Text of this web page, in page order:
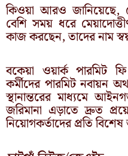
কিওয়া আরও জানিয়েছে,
বেশি সময় ধরে
কাজ করছেন, তাদের নাম
বকেয়া ওয়ার্ক পারমিট
কর্মীদের পারমিট নবায়ন
স্থানান্তরের মাধ্যমে
জরিমানা এড়াতে দ্রুত
নিয়োগকর্তাদের প্রতি বিশেষ